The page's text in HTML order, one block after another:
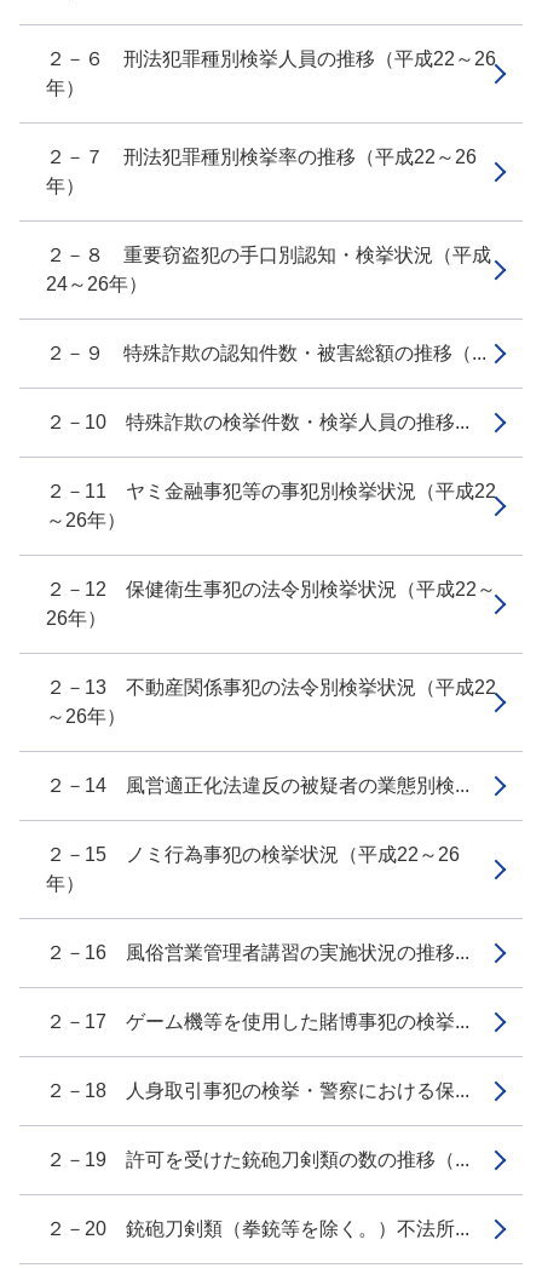
２－６ 刑法犯罪種別検挙人員の推移（平成22～26
年）
２－７ 刑法犯罪種別検挙率の推移（平成22～26
年）
２－８ 重要窃盗犯の手口別認知・検挙状況（平成
24～26年）
２－９ 特殊詐欺の認知件数・被害総額の推移（...
２－10 特殊詐欺の検挙件数・検挙人員の推移...
２－11 ヤミ金融事犯等の事犯別検挙状況（平成22
～26年）
２－12 保健衛生事犯の法令別検挙状況（平成22～
26年）
２－13 不動産関係事犯の法令別検挙状況（平成22
～26年）
２－14 風営適正化法違反の被疑者の業態別検...
２－15 ノミ行為事犯の検挙状況（平成22～26
年）
２－16 風俗営業管理者講習の実施状況の推移...
２－17 ゲーム機等を使用した賭博事犯の検挙...
２－18 人身取引事犯の検挙・警察における保...
２－19 許可を受けた銃砲刀剣類の数の推移（...
２－20 銃砲刀剣類（拳銃等を除く。）不法所...